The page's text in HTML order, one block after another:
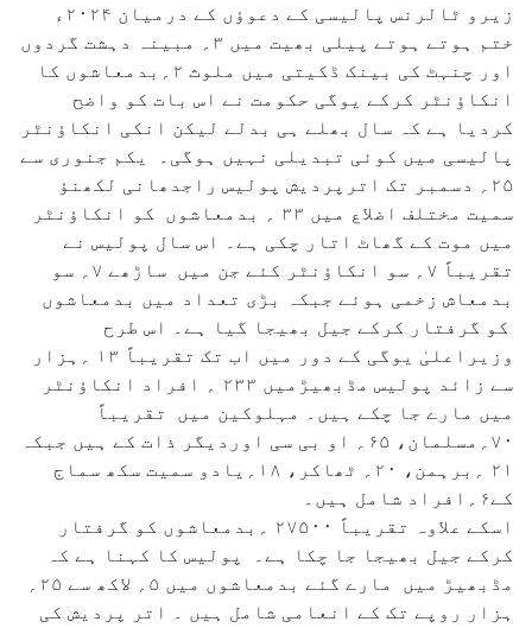
زیرو ٹالرنس پالیسی کے دعوؤں کے درمیان ۲۰۲۴ء
ختم ہوتے ہوتے پیلی بھیت میں ۳؍ مبینہ دہشت گردوں
اور چنہٹ کی بینک ڈکیتی میں ملوث ۲؍بدمعاشوں کا
انکاؤنٹر کرکے یوگی حکومت نے اس بات کو واضح
کردیا ہے کہ سال بھلے ہی بدلے لیکن انکی انکاؤنٹر
پالیسی میں کوئی تبدیلی نہیں ہوگی۔ یکم جنوری سے
۲۵؍ دسمبر تک اترپردیش پولیس راجدھانی لکھنؤ
سمیت مختلف اضلاع میں ۳۳ ؍ بدمعاشوں کو انکاؤنٹر
میں موت کے گھاٹ اتار چکی ہے۔ اس سال پولیس نے
تقریباً ۷؍ سو انکاؤنٹر کئے جن میں ساڑھے ۷؍ سو
بدمعاش زخمی ہوئے جبکہ بڑی تعداد میں بدمعاشوں
کو گرفتار کرکے جیل بھیجا گیا ہے۔ اس طرح
وزیراعلیٰ یوگی کے دور میں اب تک تقریباً ۱۳ ؍ہزار
سے زائد پولیس مڈبھیڑمیں ۲۳۳ ؍ افراد انکاؤنٹر
میں مارے جا چکے ہیں۔ مہلوکین میں تقریباً
۷۰؍مسلمان، ۶۵؍ او بی سی اوردیگر ذات کے ہیں جبکہ
۲۱ ؍برہمن، ۲۰؍ ٹھاکر، ۱۸؍یادو سمیت سکھ سماج
کے۶؍افراد شامل ہیں۔
اسکے علاوہ تقریباً ۲۷۵۰۰ ؍بدمعاشوں کو گرفتار
کرکے جیل بھیجا جا چکا ہے۔ پولیس کا کہنا ہے کہ
ہزار روپے تک کے انعامی شامل ہیں ۔ اتر پردیش کی